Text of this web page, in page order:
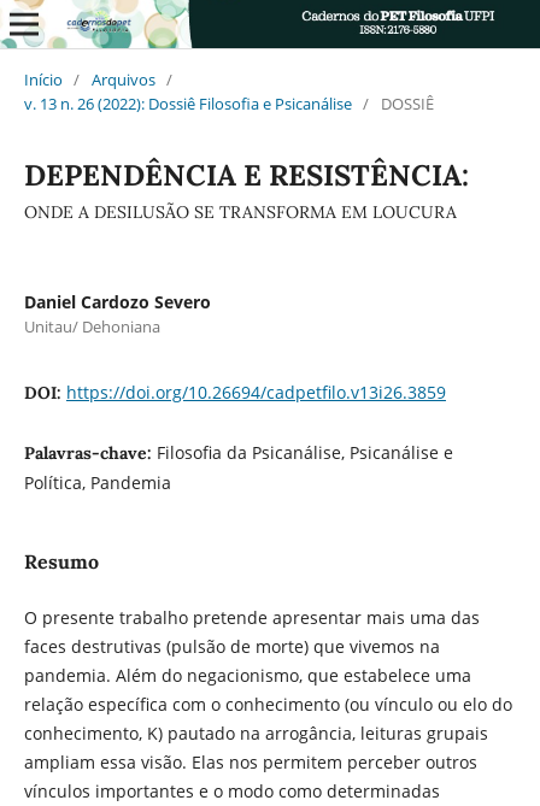
Início / Arquivos /
v. 13 n. 26 (2022): Dossiê Filosofia e Psicanálise / DOSSIÊ
DEPENDÊNCIA E RESISTÊNCIA:
ONDE A DESILUSÃO SE TRANSFORMA EM LOUCURA
Daniel Cardozo Severo
Unitau/ Dehoniana
DOI: https://doi.org/10.26694/cadpetfilo.v13i26.3859
Palavras-chave: Filosofia da Psicanálise, Psicanálise e
Política, Pandemia
Resumo
O presente trabalho pretende apresentar mais uma das
faces destrutivas (pulsão de morte) que vivemos na
pandemia. Além do negacionismo, que estabelece uma
relação específica com o conhecimento (ou vínculo ou elo do
conhecimento, K) pautado na arrogância, leituras grupais
ampliam essa visão. Elas nos permitem perceber outros
vínculos importantes e o modo como determinadas